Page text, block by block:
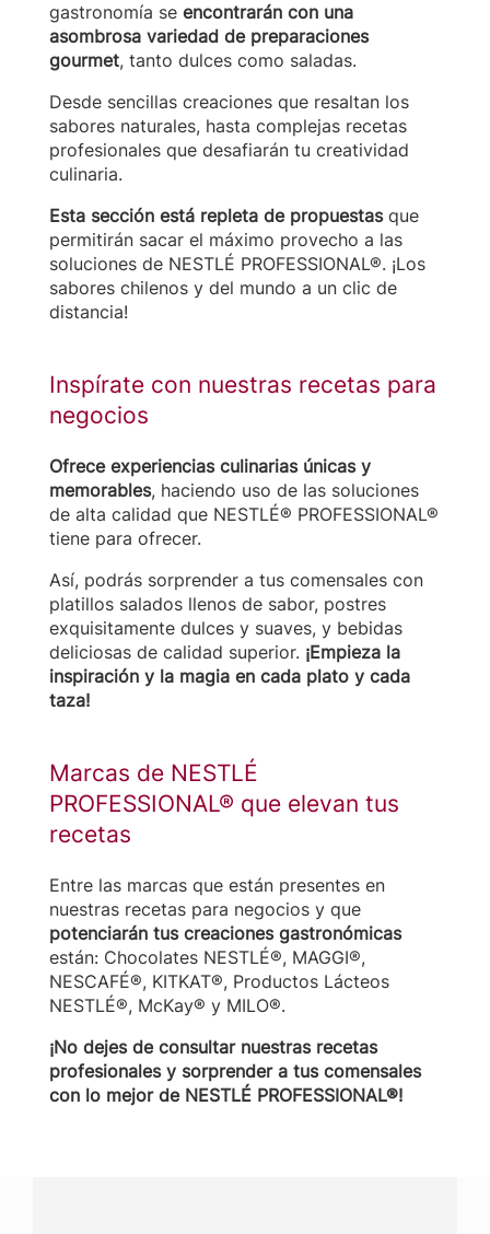
gastronomía se encontrarán con una
asombrosa variedad de preparaciones
gourmet, tanto dulces como saladas.
Desde sencillas creaciones que resaltan los
sabores naturales, hasta complejas recetas
profesionales que desafiarán tu creatividad
culinaria.
Esta sección está repleta de propuestasque
permitirán sacar el máximo provecho a las
soluciones de NESTLÉ PROFESSIONAL®. ¡Los
sabores chilenos y del mundo a un clic de
distancia!
Inspírate con nuestras recetas para
negocios
Ofrece experiencias culinarias únicas y
memorables, haciendo uso de las soluciones
de alta calidad que NESTLÉ® PROFESSIONAL®
tiene para ofrecer.
Así, podrás sorprender a tus comensales con
platillos salados llenos de sabor, postres
exquisitamente dulces y suaves, y bebidas
deliciosas de calidad superior. ¡Empieza la
inspiración y la magia en cada plato y cada
taza!
Marcas de NESTLÉ
PROFESSIONAL® que elevan tus
recetas
Entre las marcas que están presentes en
nuestras recetas para negocios y que
potenciarán tus creaciones gastronómicas
están: Chocolates NESTLÉ®, MAGGI®,
NESCAFÉ®, KITKAT®, Productos Lácteos
NESTLÉ®, McKay® y MILO®.
¡No dejes de consultar nuestras recetas
profesionales y sorprender a tus comensales
con lo mejor de NESTLÉ PROFESSIONAL®!